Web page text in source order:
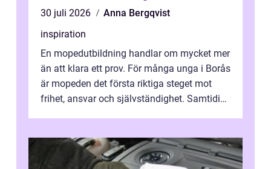
30 juli 2026
Anna Bergqvist
inspiration
En mopedutbildning handlar om mycket mer
än att klara ett prov. För många unga i Borås
är mopeden det första riktiga steget mot
frihet, ansvar och självständighet. Samtidigt